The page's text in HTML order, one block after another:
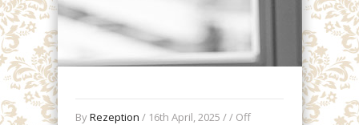
ByRezeption / 16th April, 2025 / / Off